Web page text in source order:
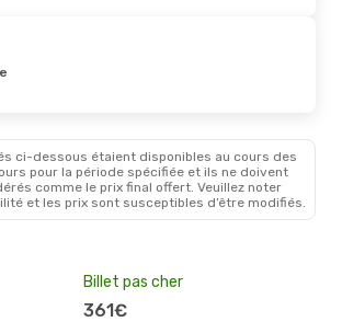
ci-dessous étaient disponibles au cours des
pour la période spécifiée et ils ne doivent
comme le prix final offert. Veuillez noter
et les prix sont susceptibles d’être modifiés.
Billet pas cher
361€